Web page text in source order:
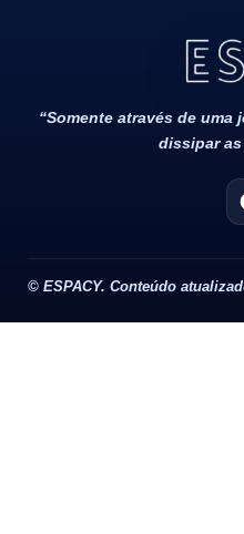
Todos Os Direitos
“Somente através de
dissipar
© ESPACY. Conteúdo